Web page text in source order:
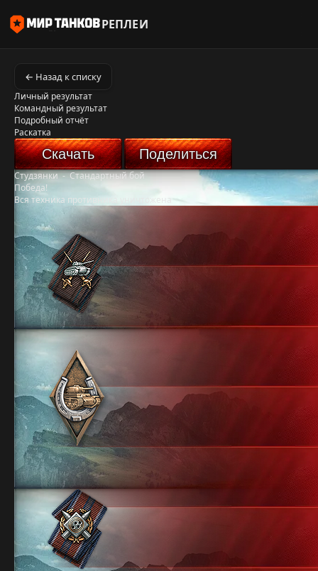
РЕПЛЕИ
← Назад к списку
Личный результат
Командный результат
Подробный отчёт
Раскатка
Скачать Поделиться
Студзянки-Стандартный бой
Победа!
Вся техника противника уничтожена